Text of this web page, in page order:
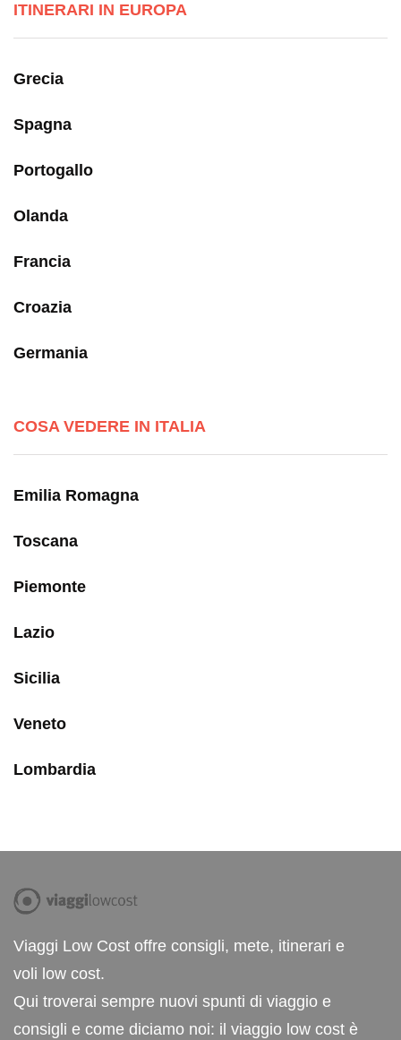
ITINERARI IN EUROPA
Grecia
Spagna
Portogallo
Olanda
Francia
Croazia
Germania
COSA VEDERE IN ITALIA
Emilia Romagna
Toscana
Piemonte
Lazio
Sicilia
Veneto
Lombardia
Viaggi Low Cost offre consigli, mete, itinerari e
voli low cost.
Qui troverai sempre nuovi spunti di viaggio e
consigli e come diciamo noi: il viaggio low cost è